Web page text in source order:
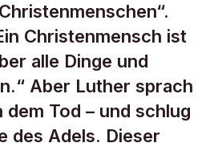
Christenmensch ist
alle Dinge und
Aber Luther sprach
Tod – und schlug
des Adels. Dieser